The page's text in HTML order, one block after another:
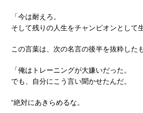
「今は耐えろ。
そして残りの人生をチャンピオンとして
この言葉は、次の名言の後半を抜粋した
「俺はトレーニングが大嫌いだった。
でも、自分にこう言い聞かせたんだ。
“絶対にあきらめるな。